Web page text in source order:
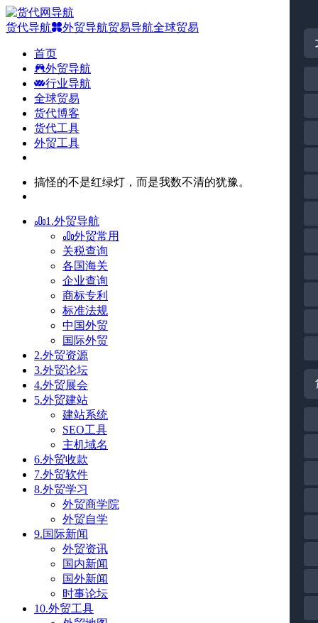
货代导航 外贸导航贸易导航全球贸易
首页
外贸导航
行业导航
全球贸易
货代博客
货代工具
外贸工具
搞怪的不是红绿灯，而是我数不清的犹豫。
1.外贸导航
外贸常用
关税查询
各国海关
企业查询
商标专利
标准法规
中国外贸
国际外贸
2.外贸资源
3.外贸论坛
4.外贸展会
5.外贸建站
建站系统
SEO工具
主机域名
6.外贸收款
7.外贸软件
8.外贸学习
外贸商学院
外贸自学
9.国际新闻
外贸资讯
国内新闻
国外新闻
时事论坛
10.外贸工具